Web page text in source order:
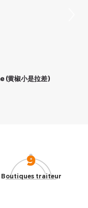
黄椒小是拉差)
9
Boutiques traiteur